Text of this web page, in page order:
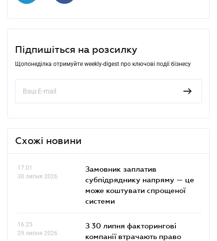
Підпишіться на розсилку
Щопонеділка отримуйте weekly-digest про ключові події бізнесу
Схожі новини
17.01
30 липня 2026
Замовник заплатив
субпідряднику напряму — це
може коштувати спрощеної
системи
16.25
29 липня 2026
З 30 липня факторингові
компанії втрачають право